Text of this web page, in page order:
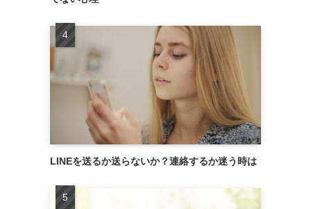
LINEを送るか送らないか？連絡するか迷う時は